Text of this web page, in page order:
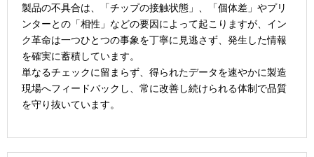
製品の不具合は、「チップの接触状態」、「個体差」やプリ
ンターとの「相性」などの要因によって起こりますが、イン
ク革命は一つひとつの事象を丁寧に見逃さず、発生した情報
を確実に蓄積しています。
単なるチェックに留まらず、得られたデータを速やかに製造
現場へフィードバックし、常に改善し続けられる体制で品質
を守り抜いています。